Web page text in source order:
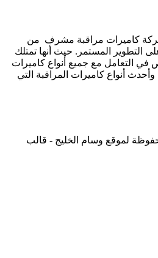
كاميرات مراقبة مشرف من
التطوير المستمر. حيث أنها تمتلك
التعامل مع جميع أنواع كاميرات
وأحدث أنواع كاميرات المراقبة التي
النشر © لعام 2026 محفوظة لموقع وسام الخليج - قالب